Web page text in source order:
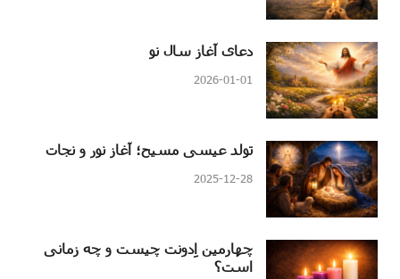
دعای آغاز سال نو
2026-01-01
تولد عیسی مسیح؛ آغاز نور و نجات
2025-12-28
چهارمین اِدونت چیست و چه زمانی
است؟